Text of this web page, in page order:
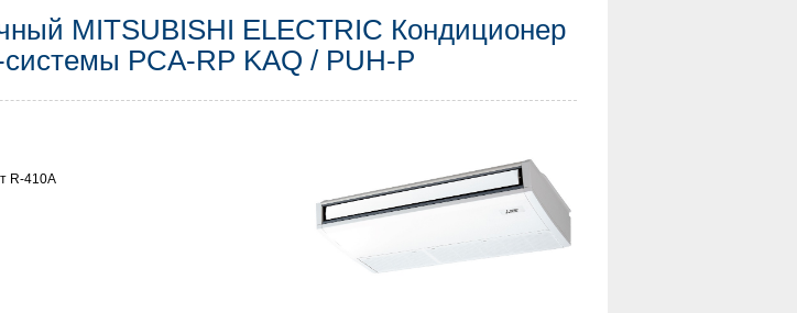
MITSUBISHI ELECTRIC Кондиционер
системы PCA-RP KAQ / PUH-P
R-410A